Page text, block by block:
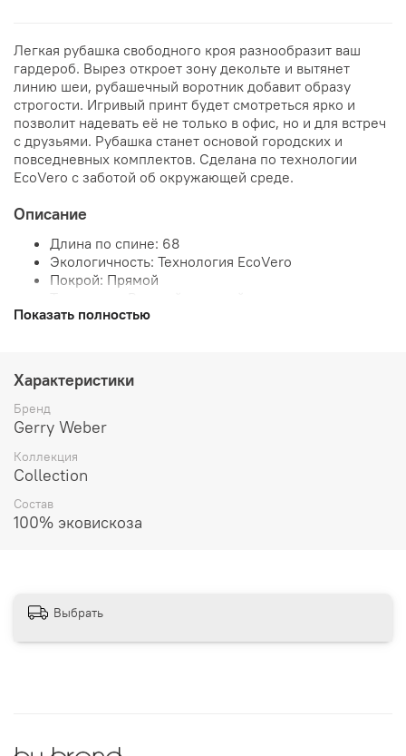
Легкая рубашка свободного кроя разнообразит ваш
гардероб. Вырез откроет зону декольте и вытянет
линию шеи, рубашечный воротник добавит образу
строгости. Игривый принт будет смотреться ярко и
позволит надевать её не только в офис, но и для встреч
с друзьями. Рубашка станет основой городских и
повседневных комплектов. Сделана по технологии
EcoVero с заботой об окружающей среде.
Описание
Длина по спине: 68
Экологичность: Технология EcoVero
Покрой: Прямой
Вырез горловины: Воротник-стойка
Показать полностью
Характеристики
Бренд
Gerry Weber
Коллекция
Collection
Состав
100% эковискоза
Выбрать